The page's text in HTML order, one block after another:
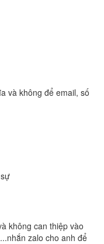
và không để email, số
không can thiệp vào
zalo cho anh để